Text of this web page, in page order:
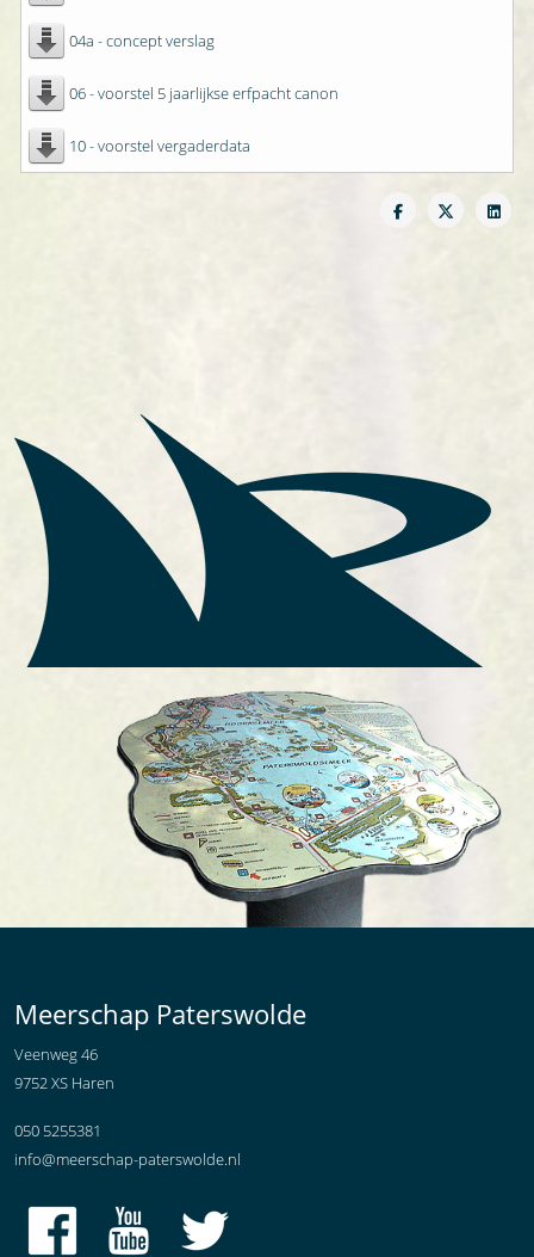
04a - concept verslag
06 - voorstel 5 jaarlijkse erfpacht canon
10 - voorstel vergaderdata
Meerschap Paterswolde
Veenweg 46
9752 XS Haren
050 5255381
info@meerschap-paterswolde.nl